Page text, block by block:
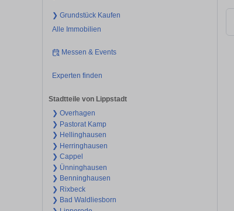
❯ Grundstück Kaufen
Alle Immobilien
Messen & Events
Experten finden
Stadtteile von Lippstadt
❯ Overhagen
❯ Pastorat Kamp
❯ Hellinghausen
❯ Herringhausen
❯ Cappel
❯ Ünninghausen
❯ Benninghausen
❯ Rixbeck
❯ Bad Waldliesborn